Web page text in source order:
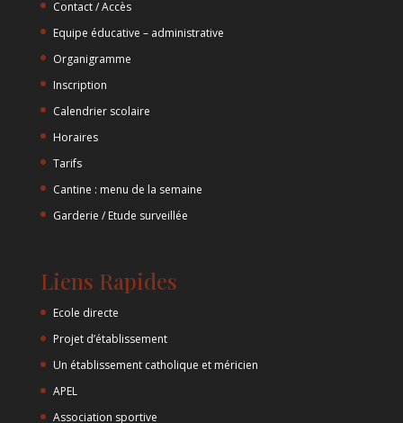
Contact / Accès
Equipe éducative – administrative
Organigramme
Inscription
Calendrier scolaire
Horaires
Tarifs
Cantine : menu de la semaine
Garderie / Etude surveillée
Liens Rapides
Ecole directe
Projet d’établissement
Un établissement catholique et méricien
APEL
Association sportive